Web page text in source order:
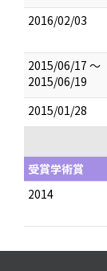
2016/02/03
2015/06/17 ～
2015/06/19
2015/01/28
受賞学術賞
2014